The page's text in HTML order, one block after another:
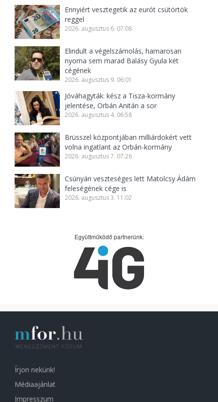
Ennyiért vesztegetik az eurót csütörtök
reggel
2026. augusztus 6. 07:08
Elindult a végelszámolás, hamarosan
nyoma sem marad Balásy Gyula két
cégének
2026. augusztus 9. 06:01
Jóváhagyták: kész a Tisza-kormány
jelentése, Orbán Anitán a sor
2026. augusztus 4. 06:58
Brüsszel központjában milliárdokért vett
volna ingatlant az Orbán-kormány
2026. augusztus 7. 07:26
Csúnyán veszteséges lett Matolcsy Ádám
feleségének cége is
2026. augusztus 3. 11:02
Együttműködő partnerünk:
Írjon nekünk!
Médiaajánlat
Impresszum